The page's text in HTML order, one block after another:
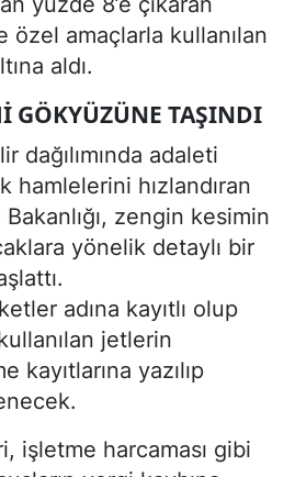
özel amaçlarla kullanılan
aldı.
GÖKYÜZÜNE TAŞINDI
dağılımında adaleti
hamlelerini hızlandıran
zengin kesimin
yönelik detaylı bir
adına kayıtlı olup
jetlerin
kayıtlarına yazılıp
işletme harcaması gibi